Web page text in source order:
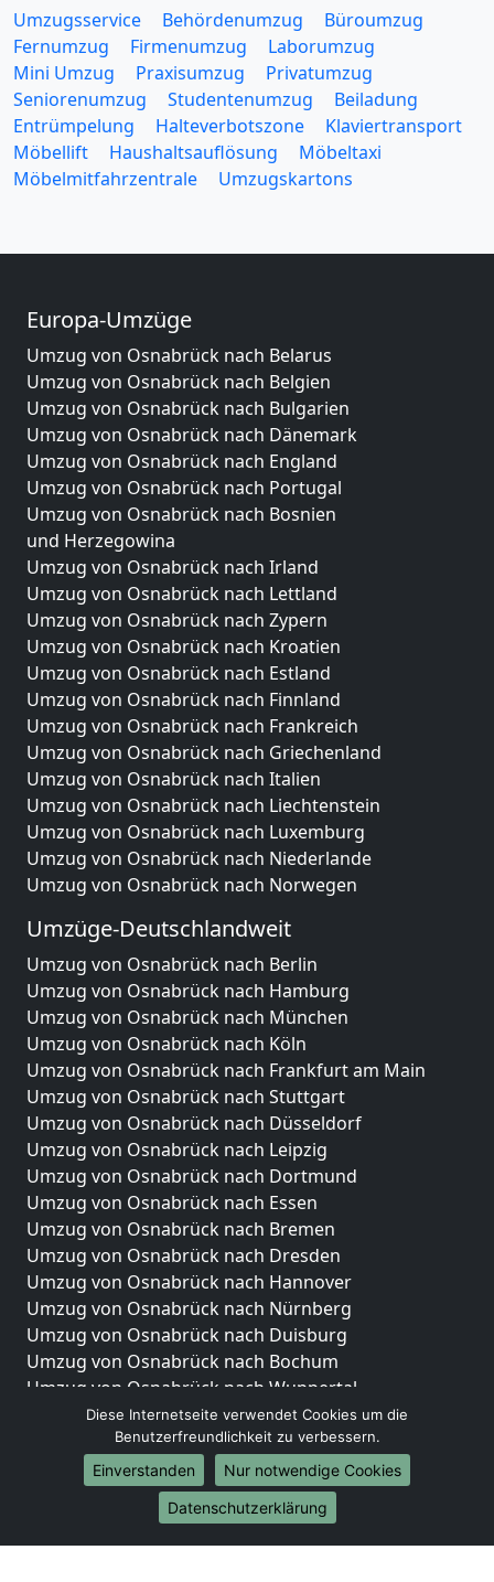
Umzugsservice Behördenumzug
Büroumzug
Fernumzug
Firmenumzug
Laborumzug
Mini Umzug
Praxisumzug
Privatumzug
Seniorenumzug
Studentenumzug
Beiladung
Entrümpelung
Halteverbotszone
Klaviertransport
Möbellift
Haushaltsauflösung
Möbeltaxi
Möbelmitfahrzentrale
Umzugskartons
Europa-Umzüge
Umzug von Osnabrück nach Belarus
Umzug von Osnabrück nach Belgien
Umzug von Osnabrück nach Bulgarien
Umzug von Osnabrück nach Dänemark
Umzug von Osnabrück nach England
Umzug von Osnabrück nach Portugal
Umzug von Osnabrück nach Bosnien
und Herzegowina
Umzug von Osnabrück nach Irland
Umzug von Osnabrück nach Lettland
Umzug von Osnabrück nach Zypern
Umzug von Osnabrück nach Kroatien
Umzug von Osnabrück nach Estland
Umzug von Osnabrück nach Finnland
Umzug von Osnabrück nach Frankreich
Umzug von Osnabrück nach Griechenland
Umzug von Osnabrück nach Italien
Umzug von Osnabrück nach Liechtenstein
Umzug von Osnabrück nach Luxemburg
Umzug von Osnabrück nach Niederlande
Umzug von Osnabrück nach Norwegen
Umzüge-Deutschlandweit
Umzug von Osnabrück nach Berlin
Umzug von Osnabrück nach Hamburg
Umzug von Osnabrück nach München
Umzug von Osnabrück nach Köln
Umzug von Osnabrück nach Frankfurt am Main
Umzug von Osnabrück nach Stuttgart
Umzug von Osnabrück nach Düsseldorf
Umzug von Osnabrück nach Leipzig
Umzug von Osnabrück nach Dortmund
Umzug von Osnabrück nach Essen
Umzug von Osnabrück nach Bremen
Umzug von Osnabrück nach Dresden
Umzug von Osnabrück nach Hannover
Umzug von Osnabrück nach Nürnberg
Umzug von Osnabrück nach Duisburg
Umzug von Osnabrück nach Bochum
Umzug von Osnabrück nach Wuppertal
Umzug von Osnabrück nach Bielefeld
Umzug von Osnabrück nach Bonn
Umzug von Osnabrück nach Münster
Internationale-Umzüge
Umzug von Osnabrück nach Brasilien
Diese Internetseite verwendet Cookies um die
Benutzerfreundlichkeit zu verbessern.
Einverstanden
Nur notwendige Cookies
Datenschutzerklärung